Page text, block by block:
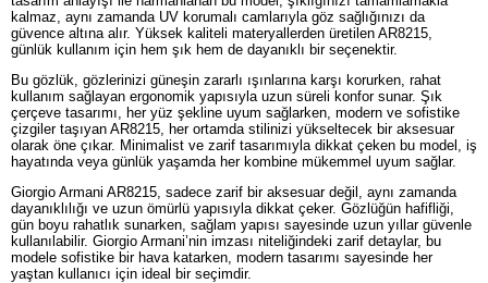
kalmaz, aynı zamanda UV korumalı camlarıyla göz sağlığınızı da
güvence altına alır. Yüksek kaliteli materyallerden üretilen AR8215,
günlük kullanım için hem şık hem de dayanıklı bir seçenektir.
Bu gözlük, gözlerinizi güneşin zararlı ışınlarına karşı korurken, rahat
kullanım sağlayan ergonomik yapısıyla uzun süreli konfor sunar. Şık
çerçeve tasarımı, her yüz şekline uyum sağlarken, modern ve sofistike
çizgiler taşıyan AR8215, her ortamda stilinizi yükseltecek bir aksesuar
olarak öne çıkar. Minimalist ve zarif tasarımıyla dikkat çeken bu model, iş
hayatında veya günlük yaşamda her kombine mükemmel uyum sağlar.
Giorgio Armani AR8215, sadece zarif bir aksesuar değil, aynı zamanda
dayanıklılığı ve uzun ömürlü yapısıyla dikkat çeker. Gözlüğün hafifliği,
gün boyu rahatlık sunarken, sağlam yapısı sayesinde uzun yıllar güvenle
kullanılabilir. Giorgio Armani’nin imzası niteliğindeki zarif detaylar, bu
modele sofistike bir hava katarken, modern tasarımı sayesinde her
yaştan kullanıcı için ideal bir seçimdir.